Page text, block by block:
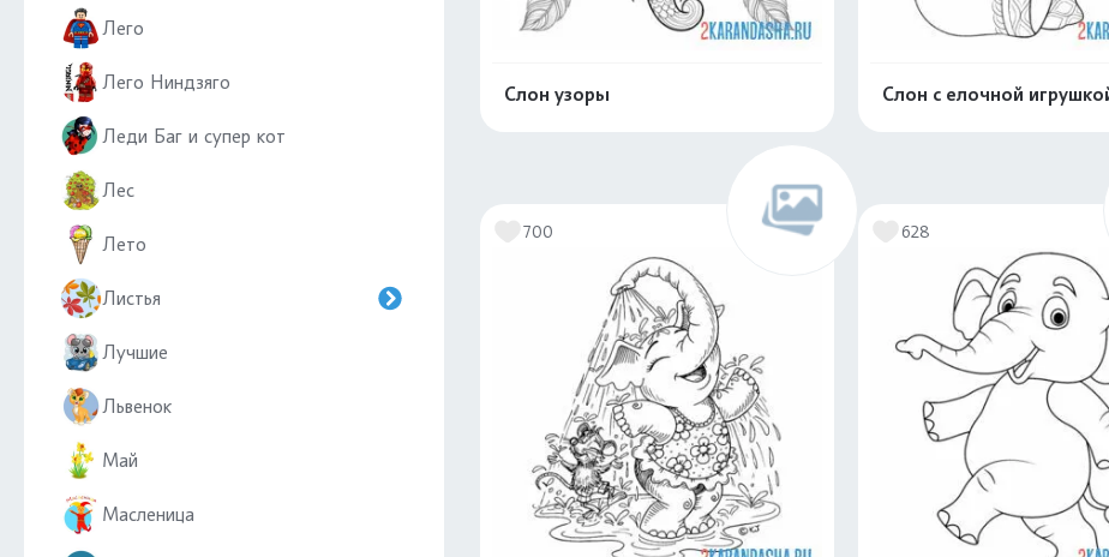
Лего
Лего Ниндзяго
Леди Баг и супер кот
Лес
Лето
Листья
Лучшие
Львенок
Май
Масленица
Слон узоры Слон с елочной
700 628